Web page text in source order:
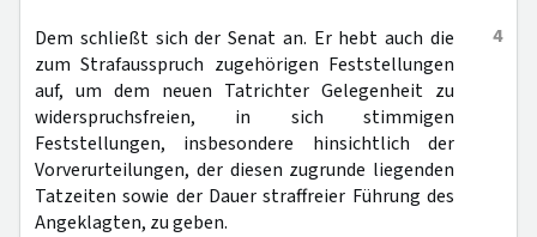
4
Dem schließt sich der Senat an. Er hebt auch die
zum Strafausspruch zugehörigen Feststellungen
auf, um dem neuen Tatrichter Gelegenheit zu
widerspruchsfreien, in sich stimmigen
Feststellungen, insbesondere hinsichtlich der
Vorverurteilungen, der diesen zugrunde liegenden
Tatzeiten sowie der Dauer straffreier Führung des
Angeklagten, zu geben.